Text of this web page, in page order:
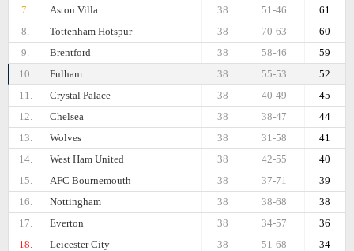
7. Aston Villa 61
51-46
38
8.
Tottenham Hotspur 60
70-63
38
9.
Brentford 59
58-46
38
10.
Fulham 52
55-53
38
11.
Crystal Palace 45
40-49
38
12.
Chelsea 44
38-47
38
13.
Wolves 41
31-58
38
14.
West Ham United 40
42-55
38
15.
AFC Bournemouth 39
37-71
38
16.
Nottingham 38
38-68
38
17.
Everton 36
34-57
38
18.
Leicester City 34
51-68
38